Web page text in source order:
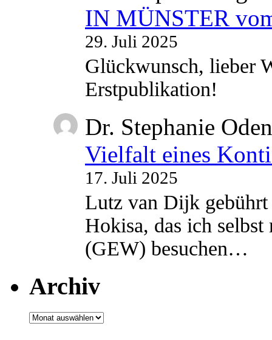
IN MÜNSTER
29. Juli 2025
Glückwunsch, lieber
Erstpublikation!
Dr. Stephanie
Vielfalt eines
17. Juli 2025
Lutz van Dijk
Hokisa, das ich
(GEW) besuchen…
Archiv
Archiv